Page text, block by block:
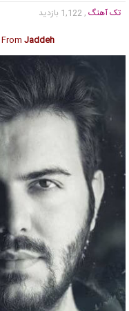
تک آهنگ , 1,122 بازدید
From Jaddeh